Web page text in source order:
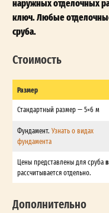
ключ. Любые
сруба.
Стоимость
Размер
Стандартный размер — 5×6 м
Фундамент. Узнать о видах
фундамента
Цены представлены для сруба
рассчитывается отдельно.
Дополнительно